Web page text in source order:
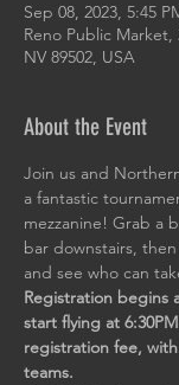
Sep 08, 2023, 5:45
Reno Public Market,
NV 89502, USA
About the Event
Join us and
a fantastic
mezzanine! Grab a
bar downstairs,
and see who can
Registration begins
start flying at
registration fee,
teams.